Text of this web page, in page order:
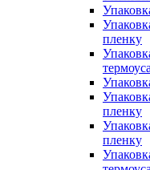
пленку
пленку
пленку